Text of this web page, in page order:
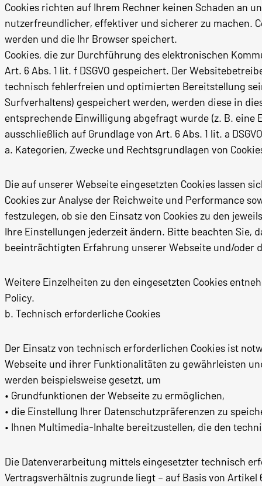
Cookies richten auf Ihrem Rechner keinen Schaden an
nutzerfreundlicher, effektiver und sicherer zu machen.
werden und die Ihr Browser speichert.
Cookies, die zur Durchführung des elektronischen
Art. 6 Abs. 1 lit. f DSGVO gespeichert. Der
technisch fehlerfreien und optimierten Bereitstellung
Surfverhaltens) gespeichert werden, werden diese in
entsprechende Einwilligung abgefragt wurde (z. B.
ausschließlich auf Grundlage von Art. 6 Abs. 1 lit. a
a. Kategorien, Zwecke und Rechtsgrundlagen von
Die auf unserer Webseite eingesetzten Cookies lassen
Cookies zur Analyse der Reichweite und Performance
festzulegen, ob sie den Einsatz von Cookies zu den
Ihre Einstellungen jederzeit ändern. Bitte beachten Sie,
beeinträchtigten Erfahrung unserer Webseite und/oder
Weitere Einzelheiten zu den eingesetzten Cookies
Policy.
b. Technisch erforderliche Cookies
Der Einsatz von technisch erforderlichen Cookies ist
Webseite und ihrer Funktionalitäten zu gewährleisten
werden beispielsweise gesetzt, um
• Grundfunktionen der Webseite zu ermöglichen,
• die Einstellung Ihrer Datenschutzpräferenzen zu
• Ihnen Multimedia-Inhalte bereitzustellen, die den
Die Datenverarbeitung mittels eingesetzter technisch
Vertragsverhältnis zugrunde liegt – auf Basis von Artikel